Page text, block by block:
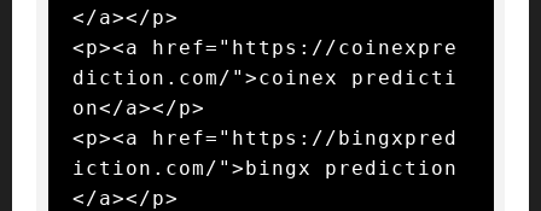
</a></p>
<p><a href="https://coinexpre
diction.com/">coinex predicti
on</a></p>
<p><a href="https://bingxpred
iction.com/">bingx prediction
</a></p>